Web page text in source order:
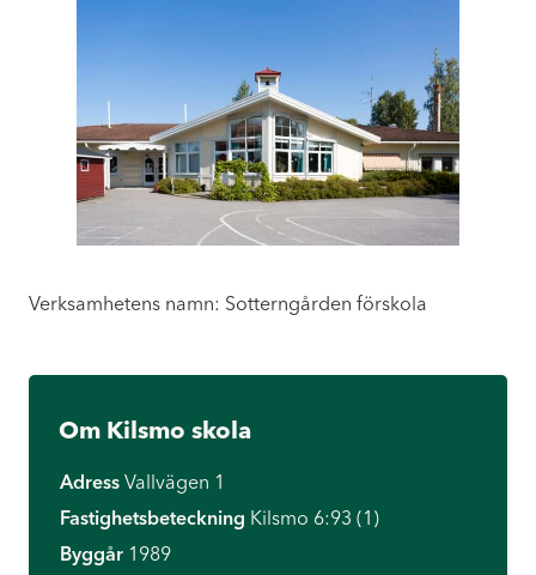
Verksamhetens namn: Sotterngården förskola
Om Kilsmo skola
Adress Vallvägen 1
Fastighetsbeteckning Kilsmo 6:93 (1)
Byggår 1989